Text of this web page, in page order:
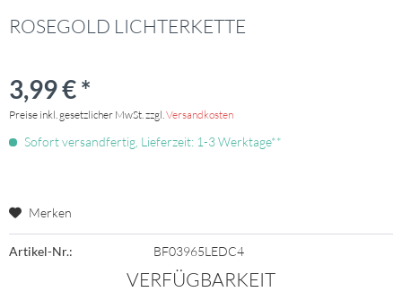
ROSEGOLD LICHTERKETTE
3,99 € *
Preise inkl. gesetzlicher MwSt. zzgl.Versandkosten
Sofort versandfertig, Lieferzeit: 1-3 Werktage**
Merken
Artikel-Nr.: BF03965LEDC4
VERFÜGBARKEIT